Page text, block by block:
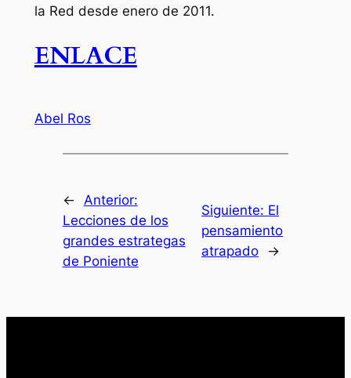
la Red desde enero de 2011.
ENLACE
Abel Ros
←
Anterior:
Lecciones de los
grandes estrategas
de Poniente
Siguiente: El
pensamiento
atrapado
→